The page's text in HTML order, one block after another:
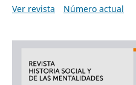
Ver revista
Número actual